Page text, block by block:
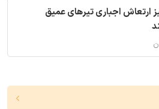
ارتعاش اجباری تیرهای عمیق